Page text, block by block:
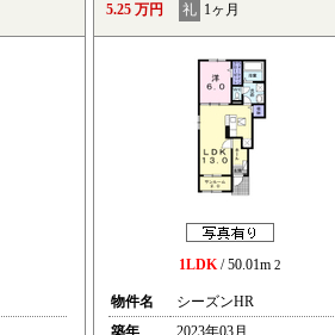
5.25 万円 礼 1ヶ月
1LDK/ 50.01m 2
物件名
シーズンHR